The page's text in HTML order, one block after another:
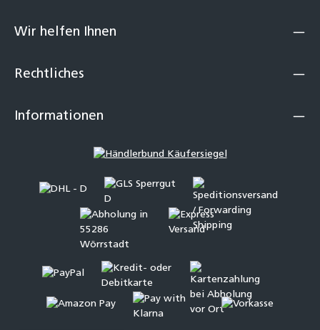
Wir helfen Ihnen
Rechtliches
Informationen